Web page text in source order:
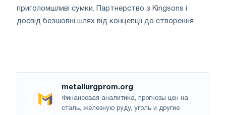
приголомшливі сумки. Партнерство з Kingsons і
досвід безшовні шлях від концепції до створення.
metallurgprom.org
Финансовая аналитика, прогнозы цен на
сталь, железную руду, уголь и другие